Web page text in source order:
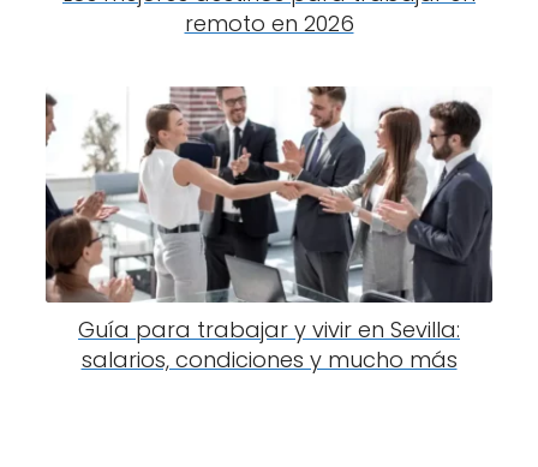
remoto en 2026
Guía para trabajar y vivir en Sevilla:
salarios, condiciones y mucho más